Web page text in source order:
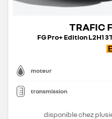
TRAFIC
FG Pro+ Edition L2H1
moteur
transmission
disponible chez